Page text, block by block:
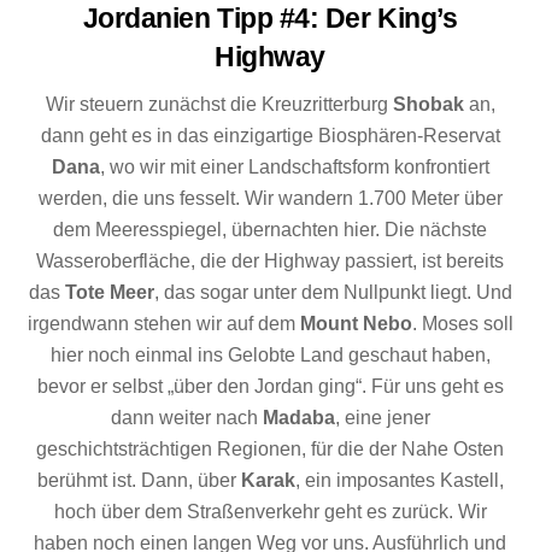
Jordanien Tipp #4: Der King’s
Highway
Wir steuern zunächst die Kreuzritterburg Shobak an,
dann geht es in das einzigartige Biosphären-Reservat
Dana, wo wir mit einer Landschaftsform konfrontiert
werden, die uns fesselt. Wir wandern 1.700 Meter über
dem Meeresspiegel, übernachten hier. Die nächste
Wasseroberfläche, die der Highway passiert, ist bereits
das Tote Meer, das sogar unter dem Nullpunkt liegt. Und
irgendwann stehen wir auf dem Mount Nebo. Moses soll
hier noch einmal ins Gelobte Land geschaut haben,
bevor er selbst „über den Jordan ging“. Für uns geht es
dann weiter nach Madaba, eine jener
geschichtsträchtigen Regionen, für die der Nahe Osten
berühmt ist. Dann, über Karak, ein imposantes Kastell,
hoch über dem Straßenverkehr geht es zurück. Wir
haben noch einen langen Weg vor uns. Ausführlich und